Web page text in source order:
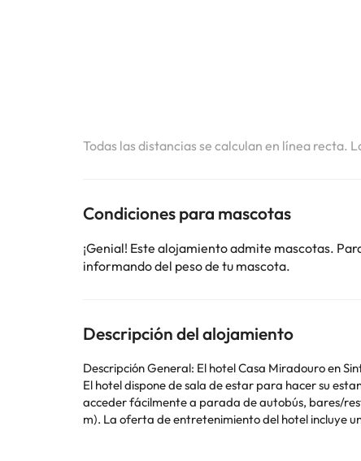
Todas las distancias se calculan en línea recta.
Condiciones para mascotas
¡Genial! Este alojamiento admite mascotas.
informando del peso de tu mascota.
Descripción del alojamiento
Descripción General: El hotel Casa Miradouro en
El hotel dispone de sala de estar para hacer su
acceder fácilmente a parada de autobús, bares/
m). La oferta de entretenimiento del hotel incluye un salón de TV. Los